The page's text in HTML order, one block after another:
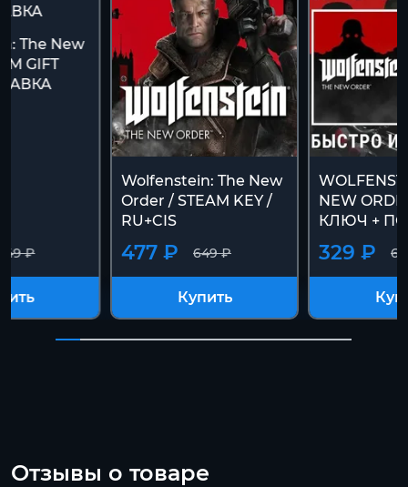
The New
GIFT
₽
Wolfenstein: The New
Order / STEAM KEY /
RU+CIS
649 ₽
477 ₽
Купить
NEW
КЛЮЧ +
329 ₽
Отзывы о товаре